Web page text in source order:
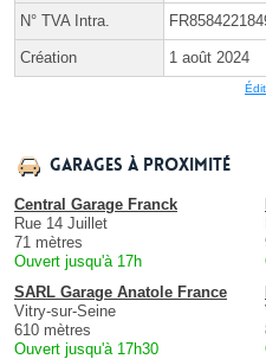
N° TVA Intra.
Création 1 août 2024
Garages à proximité
Central Garage Franck
Rue 14 Juillet
71 mètres
Ouvert jusqu'à 17h
SARL Garage Anatole France
Vitry-sur-Seine
610 mètres
Ouvert jusqu'à 17h30